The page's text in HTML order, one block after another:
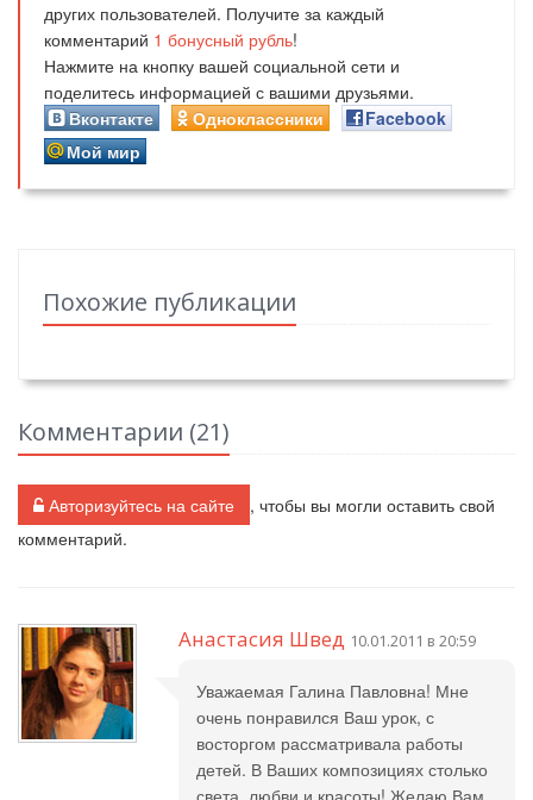
других пользователей. Получите за каждый
комментарий 1 бонусный рубль!
Нажмите на кнопку вашей социальной сети и
поделитесь информацией с вашими друзьями.
Вконтакте
Одноклассники
Facebook
Мой мир
Похожие публикации
Комментарии (21)
Авторизуйтесь на сайте
, чтобы вы могли оставить свой
комментарий.
Анастасия Швед 10.01.2011 в 20:59
Уважаемая Галина Павловна! Мне
очень понравился Ваш урок, с
восторгом рассматривала работы
детей. В Ваших композициях столько
света, любви и красоты! Желаю Вам